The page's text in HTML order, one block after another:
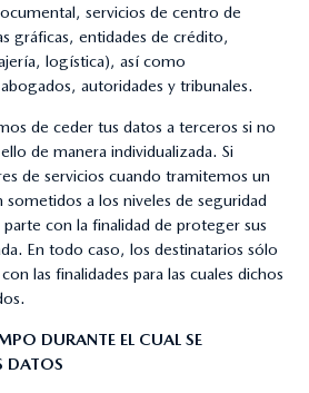
servicios de centro de
gráficas, entidades de crédito,
logística), así como
autoridades y tribunales.
de ceder tus datos a terceros si no
de manera individualizada. Si
de servicios cuando tramitemos un
a los niveles de seguridad
con la finalidad de proteger sus
En todo caso, los destinatarios sólo
las finalidades para las cuales dichos
DURANTE EL CUAL SE
DATOS